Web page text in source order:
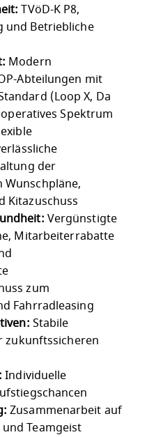
TVöD-K P8,
und Betriebliche
Modern
Abteilungen mit
(Loop X, Da
Spektrum
der
Kitazuschuss
Vergünstigte
Mitarbeiterrabatte
zum
Fahrradleasing
Stabile
zukunftssicheren
Individuelle
Zusammenarbeit auf
Teamgeist